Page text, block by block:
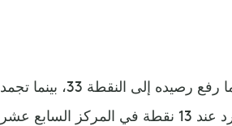
وعزز تشيلسي بهذا الفوز موقع في صدارة الترتيب بعدما رفع رصيده إلى النقطة 33، بينما تجمد